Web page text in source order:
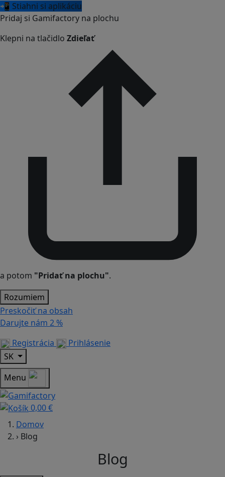
📲 Stiahni si aplikáciu
Pridaj si Gamifactory na plochu
Klepni na tlačidlo Zdieľať
a potom "Pridať na plochu".
Rozumiem
Preskočiť na obsah
Darujte nám 2 %
Registrácia
Prihlásenie
SK
Menu
0,00 €
Domov
› Blog
Blog